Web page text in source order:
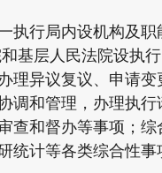
行局内设机构及职
基层人民法院设执
理异议复议、申请
调和管理，办理执行
查和督办等事项；
计等各类综合性事